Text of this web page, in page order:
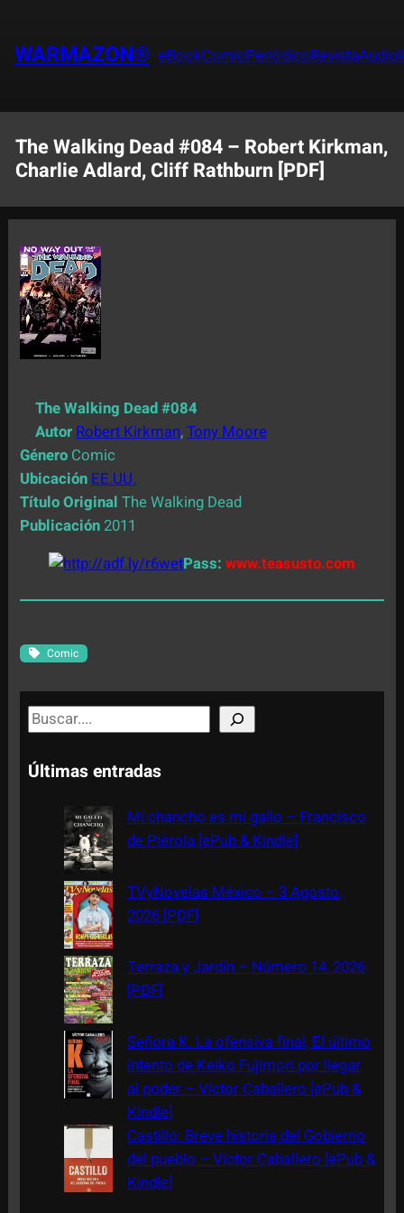
contenido
WARMAZON® eBookComicPeriódicoRevista
The Walking Dead #084 – Robert Kirkman,
Charlie Adlard, Cliff Rathburn [PDF]
The Walking Dead #084
Autor Robert Kirkman,Tony Moore
Género Comic
Ubicación EE.UU.
Título OriginalThe Walking Dead
Publicación 2011
Pass: www.teasusto.com
Comic
S
e
a
Últimas entradas
Mi chancho es mi gallo – Francisco
de Piérola [ePub & Kindle]
TVyNovelas México – 3 Agosto,
2026 [PDF]
Terraza y Jardín – Número 14, 2026
[PDF]
Señora K. La ofensiva final, El último
intento de Keiko Fujimori por llegar
al poder – Víctor Caballero [ePub &
Kindle]
Castillo: Breve historia del Gobierno
del pueblo – Víctor Caballero [ePub &
Kindle]